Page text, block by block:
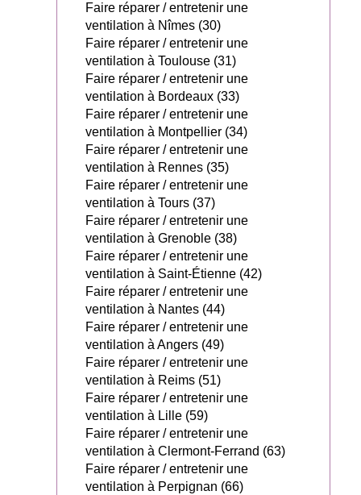
Faire réparer / entretenir une
ventilation à Nîmes (30)
Faire réparer / entretenir une
ventilation à Toulouse (31)
Faire réparer / entretenir une
ventilation à Bordeaux (33)
Faire réparer / entretenir une
ventilation à Montpellier (34)
Faire réparer / entretenir une
ventilation à Rennes (35)
Faire réparer / entretenir une
ventilation à Tours (37)
Faire réparer / entretenir une
ventilation à Grenoble (38)
Faire réparer / entretenir une
ventilation à Saint-Étienne (42)
Faire réparer / entretenir une
ventilation à Nantes (44)
Faire réparer / entretenir une
ventilation à Angers (49)
Faire réparer / entretenir une
ventilation à Reims (51)
Faire réparer / entretenir une
ventilation à Lille (59)
Faire réparer / entretenir une
ventilation à Clermont-Ferrand (63)
Faire réparer / entretenir une
ventilation à Perpignan (66)